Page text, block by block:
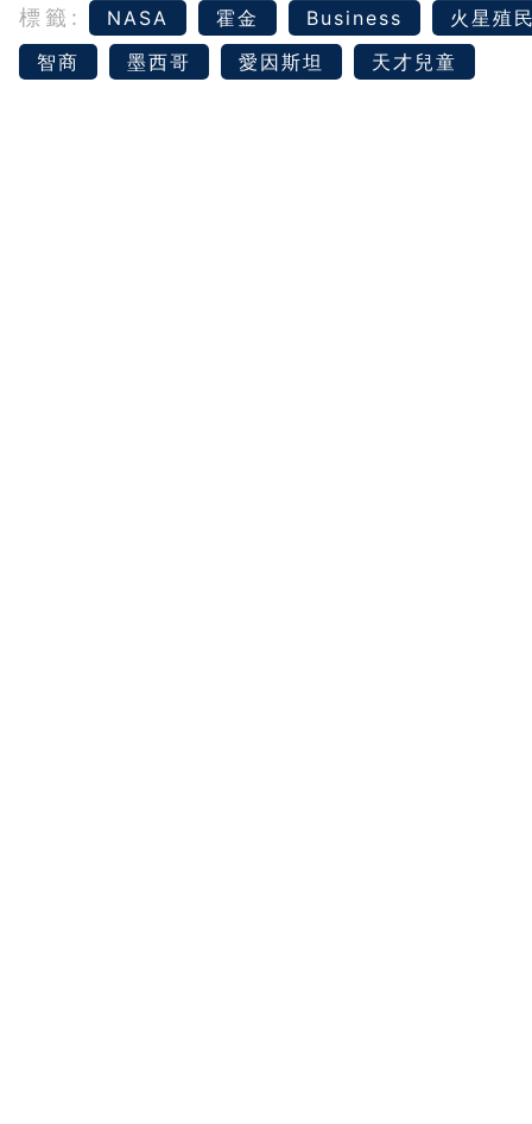
標籤: NASA 霍金 Business
火星殖
智商
墨西哥 愛因斯坦 天才兒童